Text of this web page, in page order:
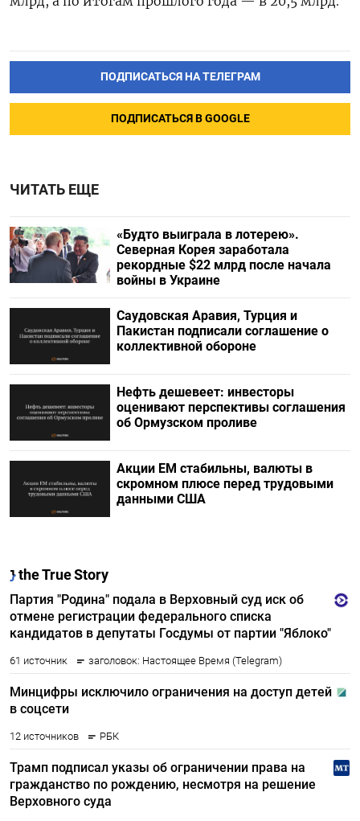
ПОДПИСАТЬСЯ НА ТЕЛЕГРАМ
ПОДПИСАТЬСЯ В GOOGLE
ЧИТАТЬ ЕЩЕ
«Будто выиграла в лотерею».
Северная Корея заработала
рекордные $22 млрд после начала
войны в Украине
Саудовская Аравия, Турция и
Пакистан подписали соглашение о
коллективной обороне
Нефть дешевеет: инвесторы
оценивают перспективы соглашения
об Ормузском проливе
Акции ЕМ стабильны, валюты в
скромном плюсе перед трудовыми
данными США